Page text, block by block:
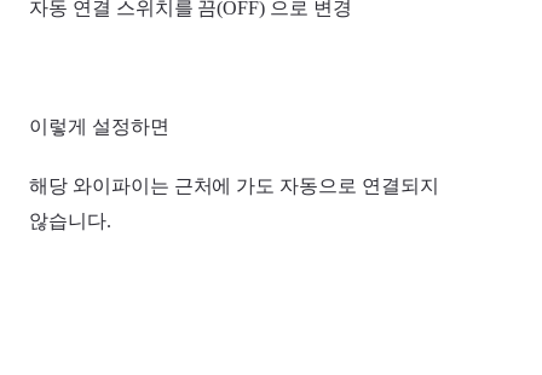
자동 연결 스위치를 끔(OFF) 으로 변경
이렇게 설정하면
해당 와이파이는 근처에 가도 자동으로 연결되지
않습니다.